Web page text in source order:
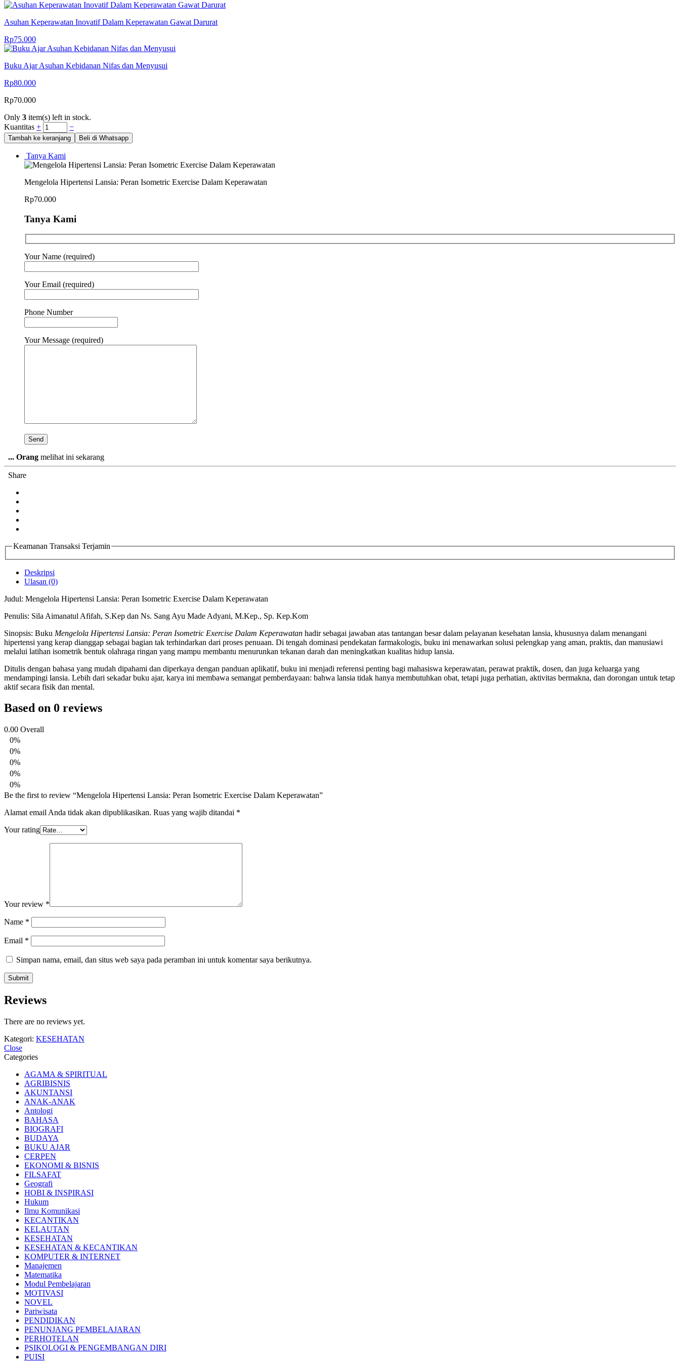
Asuhan Keperawatan Inovatif Dalam Keperawatan Gawat Darurat
Rp75.000
Buku Ajar Asuhan Kebidanan Nifas dan Menyusui
Rp80.000
Rp70.000
Only 3 item(s) left in stock.
Kuantitas + −
Tambah ke keranjang Beli di Whatsapp
Tanya Kami
Mengelola Hipertensi Lansia: Peran Isometric Exercise Dalam Keperawatan
Rp70.000
Tanya Kami
Your Name (required)
Your Email (required)
Phone Number
Your Message (required)
... Orang melihat ini sekarang
Share
Keamanan Transaksi Terjamin
Deskripsi
Ulasan (0)
Judul: Mengelola Hipertensi Lansia: Peran Isometric Exercise Dalam Keperawatan
Penulis: Sila Aimanatul Afifah, S.Kep dan Ns. Sang Ayu Made Adyani, M.Kep., Sp. Kep.Kom
Sinopsis: Buku Mengelola Hipertensi Lansia: Peran Isometric Exercise Dalam Keperawatan hadir sebagai jawaban atas tantangan besar dalam pelayanan kesehatan lansia, khususnya dalam menangani
hipertensi yang kerap dianggap sebagai bagian tak terhindarkan dari proses penuaan. Di tengah dominasi pendekatan farmakologis, buku ini menawarkan solusi pelengkap yang aman, praktis, dan manusiawi
melalui latihan isometrik bentuk olahraga ringan yang mampu membantu menurunkan tekanan darah dan meningkatkan kualitas hidup lansia.
Ditulis dengan bahasa yang mudah dipahami dan diperkaya dengan panduan aplikatif, buku ini menjadi referensi penting bagi mahasiswa keperawatan, perawat praktik, dosen, dan juga keluarga yang
mendampingi lansia. Lebih dari sekadar buku ajar, karya ini membawa semangat pemberdayaan: bahwa lansia tidak hanya membutuhkan obat, tetapi juga perhatian, aktivitas bermakna, dan dorongan untuk tetap
aktif secara fisik dan mental.
Based on 0 reviews
0.00 Overall
0%
0%
0%
0%
0%
Be the first to review “Mengelola Hipertensi Lansia: Peran Isometric Exercise Dalam Keperawatan”
Alamat email Anda tidak akan dipublikasikan. Ruas yang wajib ditandai *
Your rating
Your review *
Name *
Email *
Simpan nama, email, dan situs web saya pada peramban ini untuk komentar saya berikutnya.
Reviews
There are no reviews yet.
Kategori: KESEHATAN
Close
Categories
AGAMA & SPIRITUAL
AGRIBISNIS
AKUNTANSI
ANAK-ANAK
Antologi
BAHASA
BIOGRAFI
BUDAYA
BUKU AJAR
CERPEN
EKONOMI & BISNIS
FILSAFAT
Geografi
HOBI & INSPIRASI
Hukum
Ilmu Komunikasi
KECANTIKAN
KELAUTAN
KESEHATAN
KESEHATAN & KECANTIKAN
KOMPUTER & INTERNET
Manajemen
Matematika
Modul Pembelajaran
MOTIVASI
NOVEL
Pariwisata
PENDIDIKAN
PENUNJANG PEMBELAJARAN
PERHOTELAN
PSIKOLOGI & PENGEMBANGAN DIRI
PUISI